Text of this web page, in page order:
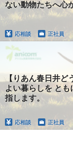
ない動物たちへ心
応相談 正社員
【りあん春日井
よい暮らしを とも
指します。
応相談 正社員